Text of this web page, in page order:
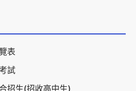
表
試
招生(招收高中生)